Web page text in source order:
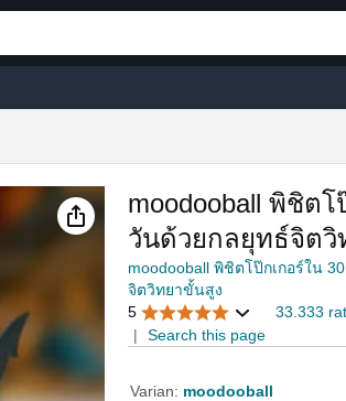
moodooball พิชิตโ
วันด้วยกลยุทธ์จิตวิ
moodooball พิชิตโป๊กเกอร์ใน
จิตวิทยาขั้นสูง
5
33.333
|
Search this page
Varian: moodooball